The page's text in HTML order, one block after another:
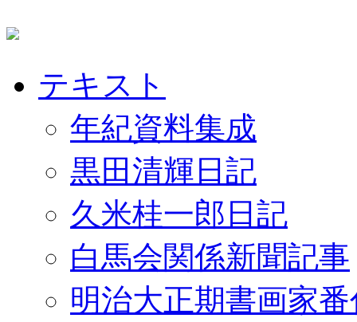
テキスト
年紀資料集成
黒田清輝日記
久米桂一郎日記
白馬会関係新聞記事
明治大正期書画家